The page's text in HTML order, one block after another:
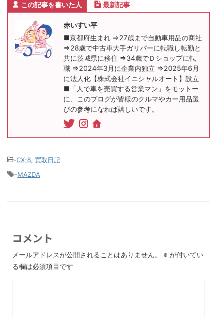
この記事を書いた人 最新記事
赤いすい平
■京都府生まれ ⇒27歳まで自動車用品の商社
⇒28歳で中古車大手ガリバーに転職し転勤と
共に茨城県に移住 ⇒34歳でＤショップに転
職 ⇒2024年3月に企業内独立 ⇒2025年6月
に法人化【株式会社イニシャルオート】設立
■「人で車を売買する営業マン」をモットー
に、このブログが皆様のクルマやカー用品選
びの参考になれば嬉しいです。
-CX-8, 買取日記
-MAZDA
コメント
メールアドレスが公開されることはありません。 ※ が付いてい
る欄は必須項目です